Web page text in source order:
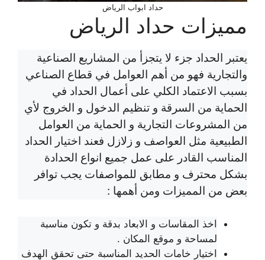
حداد ابواب الرياض
مميزات حداد الرياض
يعتبر الحداد جزء لا يتجزأ من المشاريع الصناعية
والتجارية فهو من أهم العوامل في قطاع الصناعي
بسبب الاعتماد الكلي على أعمال الحداد في
الحماية من السرقة و تنظيم الدخول و الخروج لأي
من المشروعات التجارية و الحماية من العوامل
الطبيعية مثل العواصف و زلازل فعند اختيار الحداد
المناسب القادر على عمل جميع انواع الحدادة
بشكل محترف و مطابق للمواصفات يجب توافر
بعض من المميزات ومن أهمها :
اخذ المقاسات و الابعاد بدقة و تكون مناسبة
لمساحة و موقع المكان .
اختيار خامات الحديد المناسبة حتى تحقق الهدف